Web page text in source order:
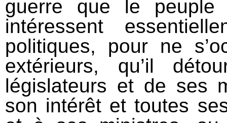
guerre que le peuple
intéressent
politiques, pour ne
extérieurs, qu’il
législateurs et de ses
son intérêt et toutes